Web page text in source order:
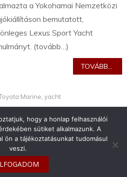
a Yokohamai Nemzetközi
bemutatott,
Lexus Sport Yacht
(tovább…)
TOVÁBB...
Marine yacht
Toyota Klub Magyarország
hogy a honlap felhasználói
sütiket alkalmazunk. A
ön a tájékoztatásunkat tudomásul
veszi.